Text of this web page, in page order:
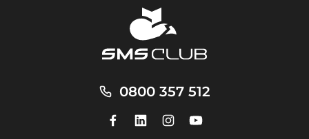
0800 357 512